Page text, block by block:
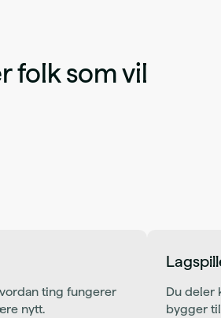
folk som vil
ting fungerer
nytt.
Du deler
bygger